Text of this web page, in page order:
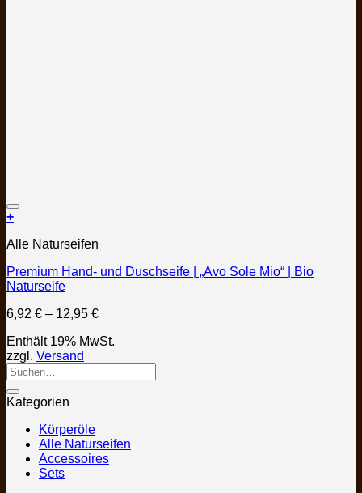
+
Produkt
mehrere
Varianten
Die
können
auf
der
Produktseite
gewählt
Alle Naturseifen
Premium Hand- und Duschseife | „Avo Sole Mio“ | Bio
Naturseife
6,92 € – 12,95 €Preisspanne:
bis
Enthält 19% MwSt.
zzgl. Versand
Kategorien
Körperöle
Alle Naturseifen
Accessoires
Sets